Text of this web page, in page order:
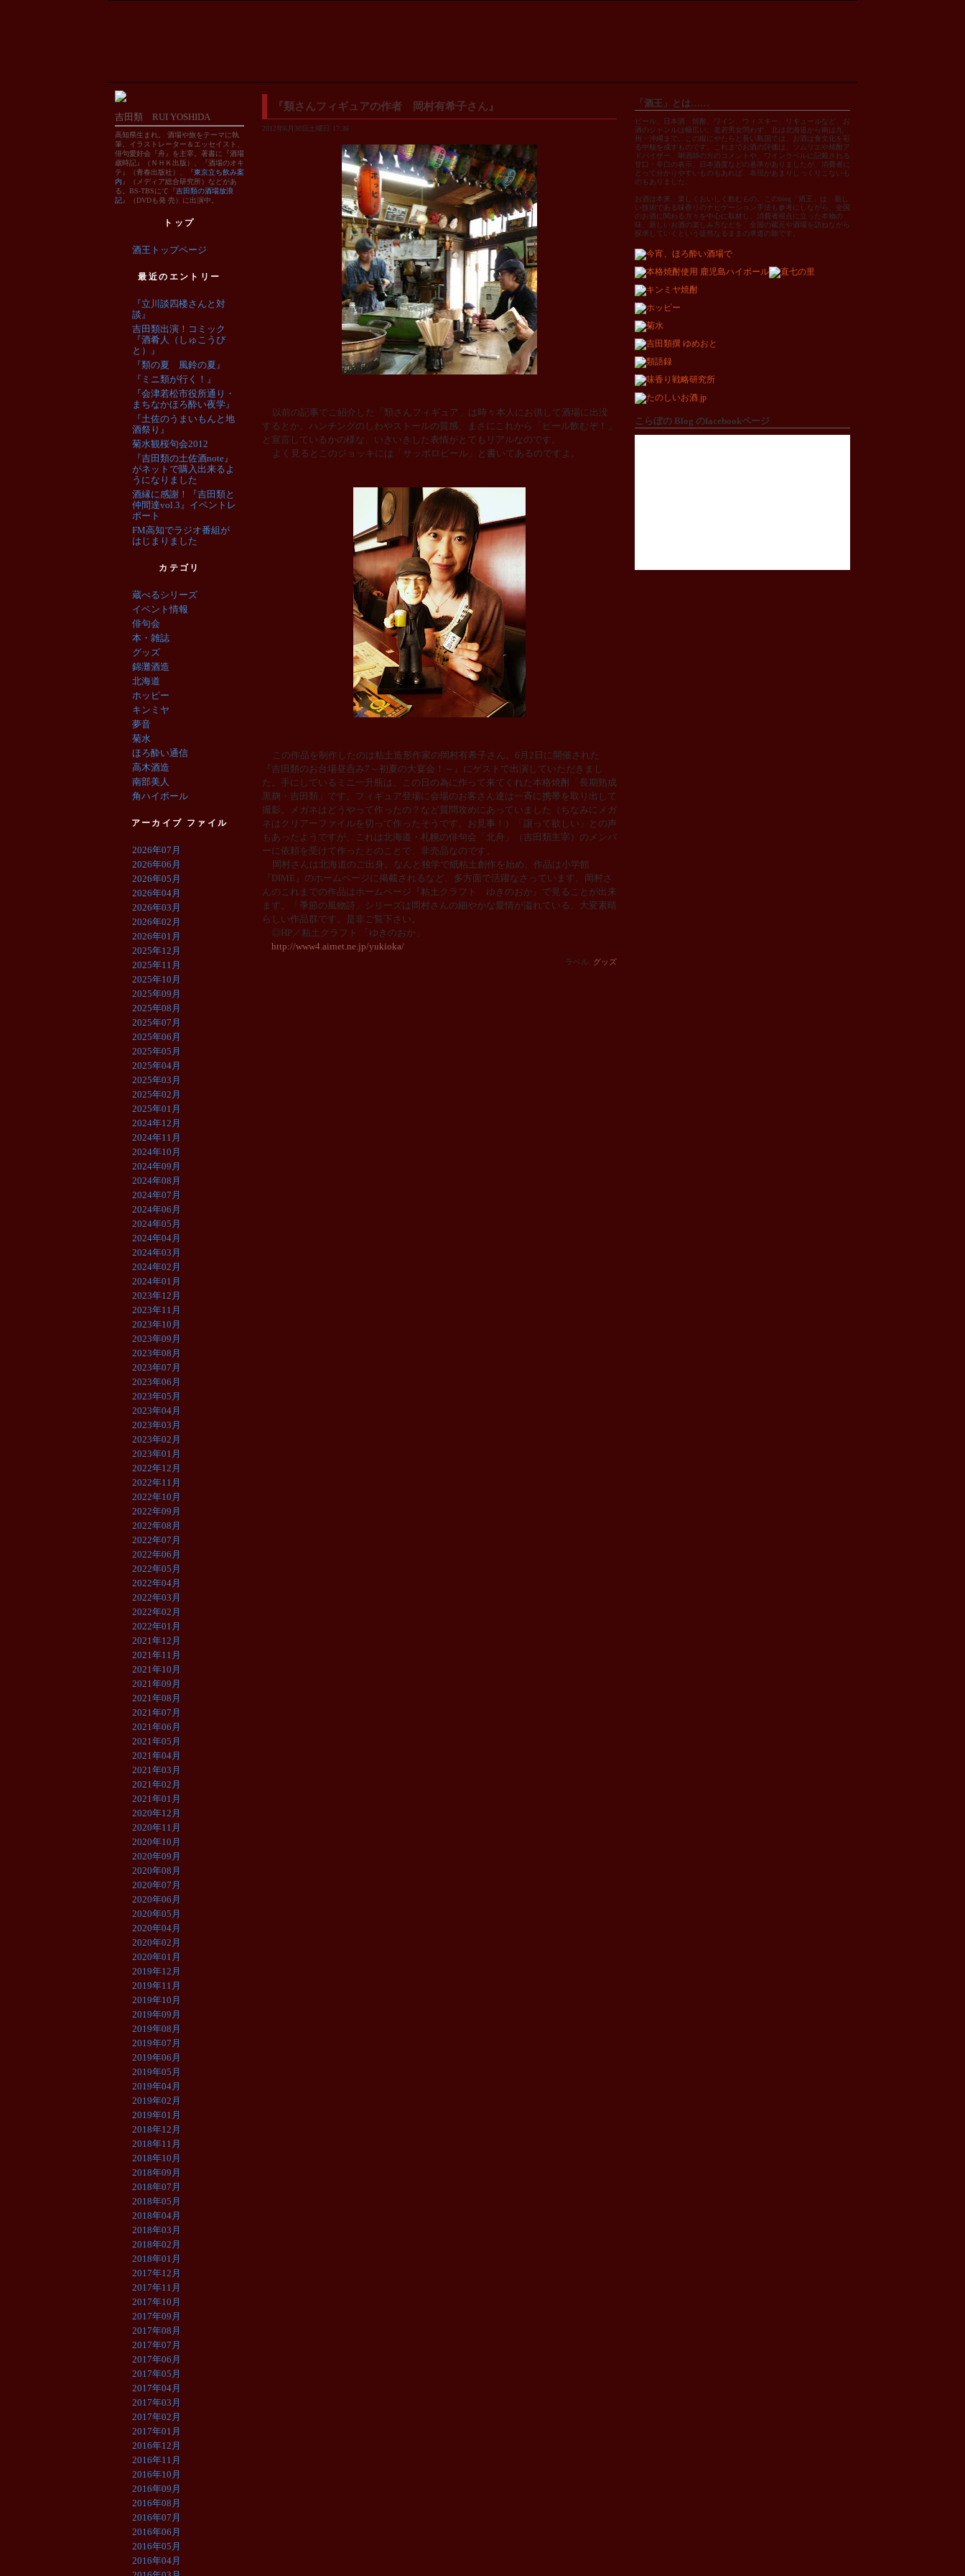
『類さんフィギュアの作者 岡村有希子さん』
2012年6月30日土曜日 17:36
以前の記事でご紹介した「類さんフィギュア」は時々本人にお供して酒場に出没
するとか。ハンチングのしわやストールの質感、まさにこれから「ビール飲むぞ！」
と宣言しているかの様な、いきいきした表情がとてもリアルなのです。
よく見るとこのジョッキには「サッポロビール」と書いてあるのですよ。
この作品を制作したのは粘土造形作家の岡村有希子さん。6月2日に開催された
『吉田類のお台場昼呑み7～初夏の大宴会！～』にゲストで出演していただきまし
た。手にしているミニ一升瓶は、この日の為に作って来てくれた本格焼酎「長期熟成
黒麹・吉田類」です。フィギュア登場に会場のお客さん達は一斉に携帯を取り出して
撮影。メガネはどうやって作ったの？など質問攻めにあっていました（ちなみにメガ
ネはクリアーファイルを切って作ったそうです。お見事！）「譲って欲しい」との声
もあったようですが、これは北海道・札幌の俳句会「北舟」（吉田類主宰）のメンバ
ーに依頼を受けて作ったとのことで、非売品なのです。
岡村さんは北海道のご出身。なんと独学で紙粘土創作を始め、作品は小学館
『 DIME 』のホームページに掲載されるなど、多方面で活躍なさっています。岡村さ
んのこれまでの作品はホームページ『粘土クラフト ゆきのおか』で見ることが出来
ます。「季節の風物詩」シリーズは岡村さんの細やかな愛情が溢れている、大変素晴
らしい作品群です。是非ご覧下さい。
◎HP／粘土クラフト 「ゆきのおか」
http://www4.airnet.ne.jp/yukioka/
ラベル: グッズ
吉田類 RUI YOSHIDA
高知県生まれ。 酒場や旅をテーマに執
筆。イラストレーター＆エッセイスト、
俳句愛好会『舟』を主宰。著書に『酒場
歳時記』（ＮＨＫ出版）、『酒場のオキ
テ』（青春出版社）、『東京立ち飲み案
内 』（メディア総合研究所）などがあ
る。BS-TBSにて『吉田類の酒場放浪
記』（DVDも発 売）に出演中。
トップ
酒王トップページ
最近のエントリー
『立川談四楼さんと対
談』
吉田類出演！コミック
『酒肴人（しゅこうび
と）』
『類の夏 風鈴の夏』
『ミニ類が行く！』
『会津若松市役所通り・
まちなかほろ酔い夜学』
『土佐のうまいもんと地
酒祭り』
菊水観桜句会2012
『吉田類の土佐酒note』
がネットで購入出来るよ
うになりました
酒縁に感謝！『吉田類と
仲間達vol.3』イベントレ
ポート
FM高知でラジオ番組が
はじまりました
カテゴリ
蔵べるシリーズ
イベント情報
俳句会
本・雑誌
グッズ
錦灘酒造
北海道
ホッピー
キンミヤ
夢音
菊水
ほろ酔い通信
高木酒造
南部美人
角ハイボール
アーカイブ ファイル
2026年07月
2026年06月
2026年05月
2026年04月
2026年03月
2026年02月
2026年01月
2025年12月
2025年11月
2025年10月
2025年09月
2025年08月
2025年07月
2025年06月
2025年05月
2025年04月
2025年03月
2025年02月
2025年01月
2024年12月
2024年11月
2024年10月
2024年09月
2024年08月
2024年07月
2024年06月
2024年05月
2024年04月
2024年03月
2024年02月
2024年01月
2023年12月
2023年11月
2023年10月
2023年09月
2023年08月
2023年07月
2023年06月
2023年05月
2023年04月
2023年03月
2023年02月
2023年01月
2022年12月
2022年11月
2022年10月
2022年09月
2022年08月
2022年07月
2022年06月
2022年05月
2022年04月
2022年03月
2022年02月
2022年01月
2021年12月
2021年11月
2021年10月
2021年09月
2021年08月
2021年07月
2021年06月
2021年05月
2021年04月
2021年03月
2021年02月
2021年01月
2020年12月
2020年11月
2020年10月
2020年09月
2020年08月
2020年07月
2020年06月
2020年05月
2020年04月
2020年02月
2020年01月
2019年12月
2019年11月
2019年10月
2019年09月
2019年08月
2019年07月
2019年06月
2019年05月
2019年04月
2019年02月
2019年01月
2018年12月
2018年11月
2018年10月
2018年09月
2018年07月
2018年05月
2018年04月
2018年03月
2018年02月
2018年01月
2017年12月
2017年11月
2017年10月
2017年09月
2017年08月
2017年07月
2017年06月
2017年05月
2017年04月
2017年03月
2017年02月
2017年01月
2016年12月
2016年11月
2016年10月
2016年09月
2016年08月
2016年07月
2016年06月
2016年05月
2016年04月
「酒王」とは……
ビール、日本酒、焼酎、ワイン、ウィスキー、リキュールなど、お
酒のジャンルは幅広い。老若男女問わず、北は北海道から南は九
州・沖縄まで。この縦にやたらと長い島国では、お酒は食文化を彩
る中核を成すものです。これまでお酒の評価は、ソムリエや焼酎ア
ドバイザー、唎酒師の方のコメントや、ワインラベルに記載される
甘口・辛口の表示、日本酒度などの基準がありましたが、消費者に
とって分かりやすいものもあれば、表現があまりしっくりこないも
のもありました。
お酒は本来、楽しくおいしく飲むもの。このblog「酒王」は、新し
い技術である味香りのナビゲーション手法も参考にしながら、全国
のお酒に関わる方々を中心に取材し、消費者視点に立った本物の
味、新しいお酒の楽しみ方などを、全国の蔵元や酒場を訪ねながら
探求していくという徒然なるままの求道の旅です。
こらぼの Blog のfacebookページ